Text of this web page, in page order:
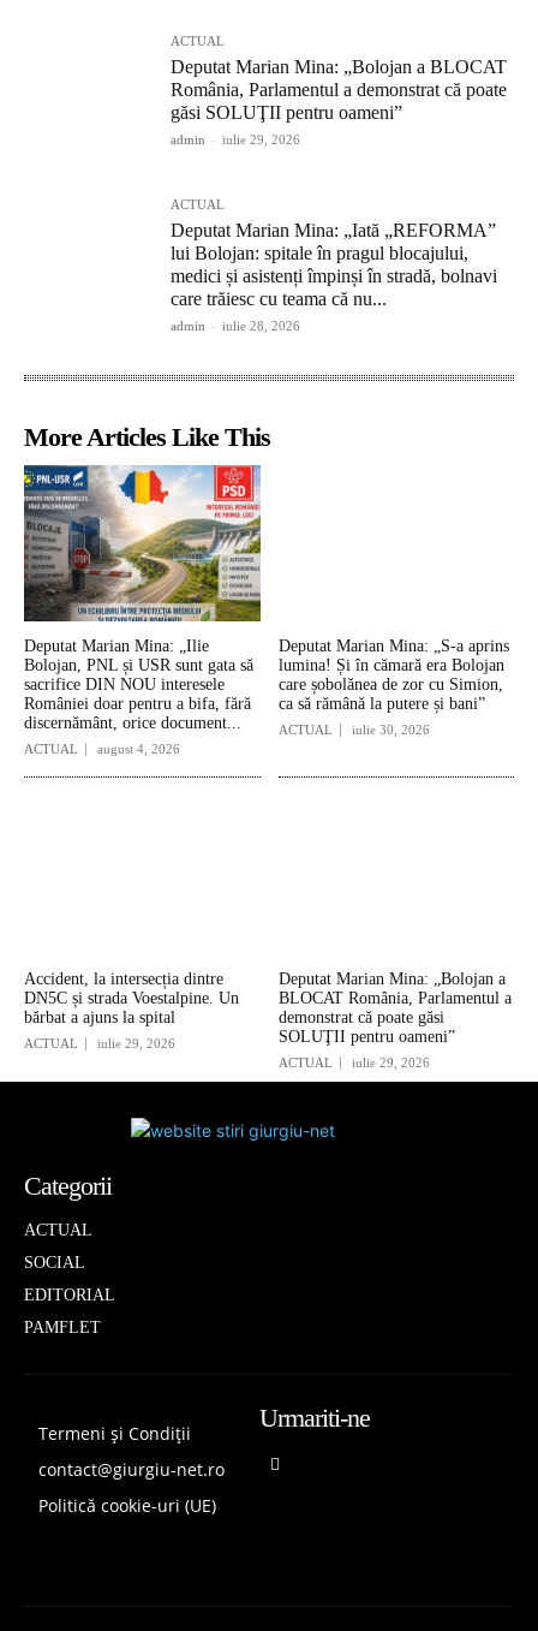
ACTUAL
Deputat Marian Mina: „Bolojan a BLOCAT
România, Parlamentul a demonstrat că poate
găsi SOLUŢII pentru oameni”
admin - iulie 29, 2026
ACTUAL
Deputat Marian Mina: „Iată „REFORMA”
lui Bolojan: spitale în pragul blocajului,
medici și asistenți împinși în stradă, bolnavi
care trăiesc cu teama că nu...
admin - iulie 28, 2026
More Articles Like This
Deputat Marian Mina: „Ilie
Bolojan, PNL și USR sunt gata să
sacrifice DIN NOU interesele
României doar pentru a bifa, fără
discernământ, orice document...
ACTUAL august 4, 2026
Deputat Marian Mina: „S-a aprins
lumina! Și în cămară era Bolojan
care șobolănea de zor cu Simion,
ca să rămână la putere și bani”
ACTUAL iulie 30, 2026
Accident, la intersecția dintre
DN5C și strada Voestalpine. Un
bărbat a ajuns la spital
ACTUAL iulie 29, 2026
Deputat Marian Mina: „Bolojan a
BLOCAT România, Parlamentul a
demonstrat că poate găsi
SOLUŢII pentru oameni”
ACTUAL iulie 29, 2026
Categorii
ACTUAL
SOCIAL
EDITORIAL
PAMFLET
Termeni și Condiții
contact@giurgiu-net.ro
Politică cookie-uri (UE)
Urmariti-ne